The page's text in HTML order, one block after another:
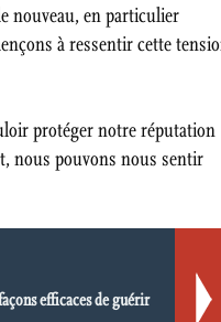
nouveau, en particulier
à ressentir cette
protéger notre réputation
nous pouvons nous sentir
efficaces de guérir